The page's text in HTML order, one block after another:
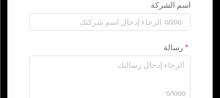
اسم الشركة
0/200
رسالة
0/1000